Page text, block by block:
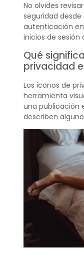
No olvides
seguridad desde
autenticación
inicios de sesión
Qué
privacidad
Los iconos de
herramienta
una publicación
describen